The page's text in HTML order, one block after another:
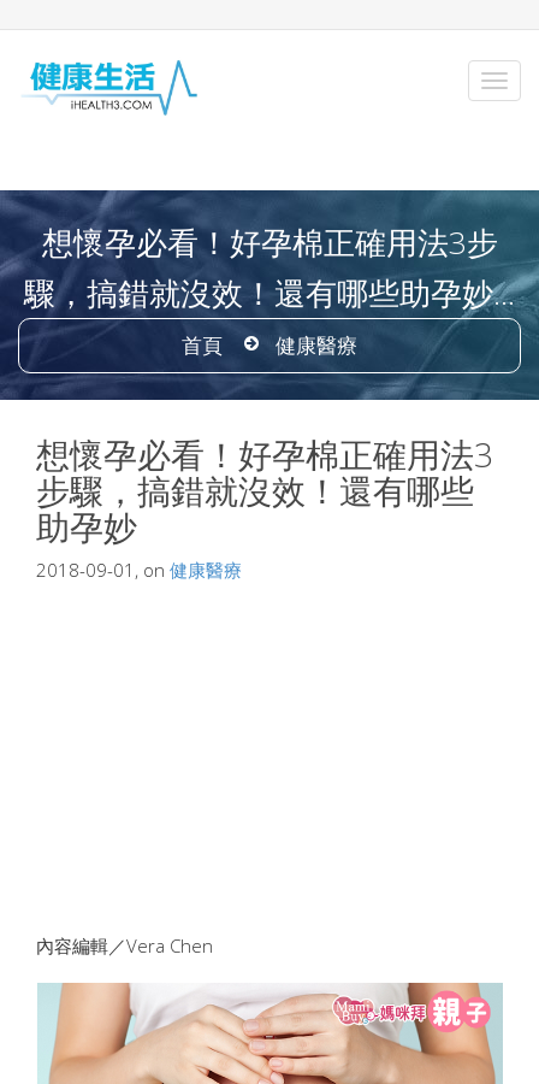
想懷孕必看！好孕棉正確用法3步
驟，搞錯就沒效！還有哪些助孕妙...
首頁 健康醫療
想懷孕必看！好孕棉正確用法3
步驟，搞錯就沒效！還有哪些
助孕妙
2018-09-01, on 健康醫療
內容編輯／Vera Chen